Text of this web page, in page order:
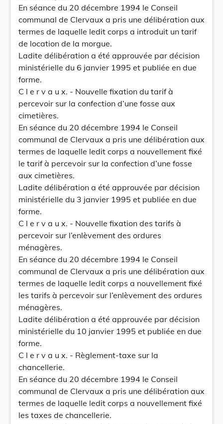
En séance du 20 décembre 1994 le Conseil
communal de Clervaux a pris une délibération aux
termes de laquelle ledit corps a introduit un tarif
de location de la morgue.
Ladite délibération a été approuvée par décision
ministérielle du 6 janvier 1995 et publiée en due
forme.
C l e r v a u x. - Nouvelle fixation du tarif à
percevoir sur la confection d’une fosse aux
cimetières.
En séance du 20 décembre 1994 le Conseil
communal de Clervaux a pris une délibération aux
termes de laquelle ledit corps a nouvellement fixé
le tarif à percevoir sur la confection d’une fosse
aux cimetières.
Ladite délibération a été approuvée par décision
ministérielle du 3 janvier 1995 et publiée en due
forme.
C l e r v a u x. - Nouvelle fixation des tarifs à
percevoir sur l’enlèvement des ordures
ménagères.
En séance du 20 décembre 1994 le Conseil
communal de Clervaux a pris une délibération aux
termes de laquelle ledit corps a nouvellement fixé
les tarifs à percevoir sur l’enlèvement des ordures
ménagères.
Ladite délibération a été approuvée par décision
ministérielle du 10 janvier 1995 et publiée en due
forme.
C l e r v a u x. - Règlement-taxe sur la
chancellerie.
En séance du 20 décembre 1994 le Conseil
communal de Clervaux a pris une délibération aux
termes de laquelle ledit corps a nouvellement fixé
les taxes de chancellerie.